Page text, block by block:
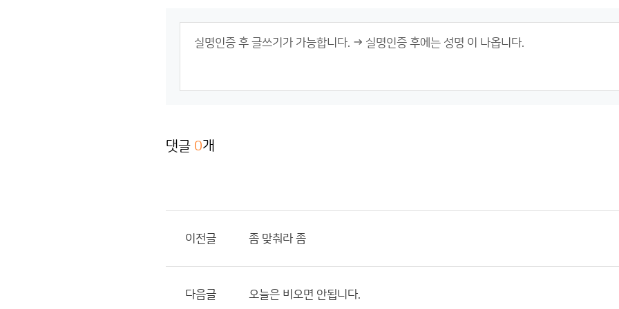
댓글 0개
이전글 좀 맞춰라 좀
다음글 오늘은 비오면 안됩니다.